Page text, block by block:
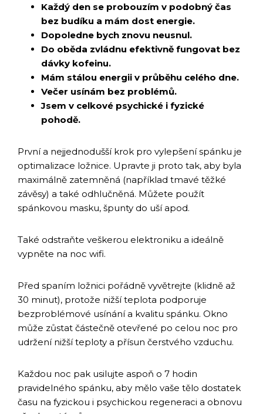
Každý den se probouzím v podobný čas
bez budíku a mám dost energie.
Dopoledne bych znovu neusnul.
Do oběda zvládnu efektivně fungovat bez
dávky kofeinu.
Mám stálou energii v průběhu celého dne.
Večer usínám bez problémů.
Jsem v celkové psychické i fyzické
pohodě.
První a nejjednodušší krok pro vylepšení spánku je
optimalizace ložnice. Upravte ji proto tak, aby byla
maximálně zatemněná (například tmavé těžké
závěsy) a také odhlučněná. Můžete použít
spánkovou masku, špunty do uší apod.
Také odstraňte veškerou elektroniku a ideálně
vypněte na noc wifi.
Před spaním ložnici pořádně vyvětrejte (klidně až
30 minut), protože nižší teplota podporuje
bezproblémové usínání a kvalitu spánku. Okno
může zůstat částečně otevřené po celou noc pro
udržení nižší teploty a přísun čerstvého vzduchu.
Každou noc pak usilujte aspoň o 7 hodin
pravidelného spánku, aby mělo vaše tělo dostatek
času na fyzickou i psychickou regeneraci a obnovu